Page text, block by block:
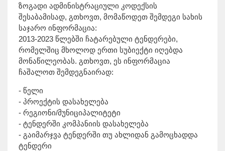
ზოგადი ადმინისტრაციული კოდექსის
შესაბამისად, გთხოვთ, მომაწოდეთ შემდეგი სახის
საჯარო ინფორმაცია:
2013-2023 წლებში ჩატარებული ტენდერები,
რომელშიც მხოლოდ ერთი სუბიექტი იღებდა
მონაწილეობას. გთხოვთ, ეს ინფორმაცია
ჩაშალოთ შემდეგნაირად:
- წელი
- პროექტის დასახელება
- რეგიონი/მუნიციპალიტეტი
- ტენდერში კომპანიის დასახელება
- გაიმარჯვა ტენდერში თუ ახლიდან გამოცხადდა
ტენდერი